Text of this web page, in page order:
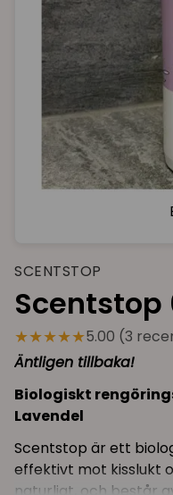
SCENTSTOP
Scentstop
★★★★★5.00 (3
Äntligen tillbaka!
Biologiskt
Lavendel
Scentstop är ett
effektivt mot kisslukt
naturligt, och består